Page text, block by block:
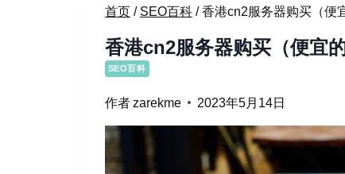
首页 / SEO百科 / 香港cn2服务器购买（便
香港cn2服务器购买（便宜
SEO百科
作者zarekme 2023年5月14日